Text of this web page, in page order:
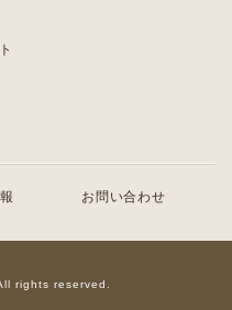
お問い合わせ
rights reserved.